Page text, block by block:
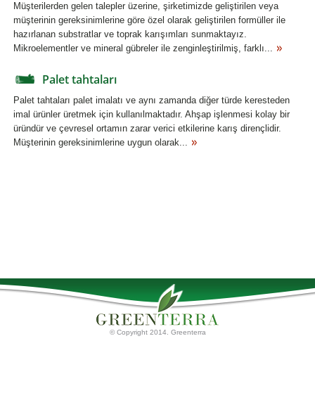
Müşterilerden gelen talepler üzerine, şirketimizde geliştirilen veya
müşterinin gereksinimlerine göre özel olarak geliştirilen formüller ile
hazırlanan substratlar ve toprak karışımları sunmaktayız.
Mikroelementler ve mineral gübreler ile zenginleştirilmiş, farklı...
Palet tahtaları
Palet tahtaları palet imalatı ve aynı zamanda diğer türde keresteden
imal ürünler üretmek için kullanılmaktadır. Ahşap işlenmesi kolay bir
üründür ve çevresel ortamın zarar verici etkilerine karış dirençlidir.
Müşterinin gereksinimlerine uygun olarak...
© Copyright 2014. Greenterra